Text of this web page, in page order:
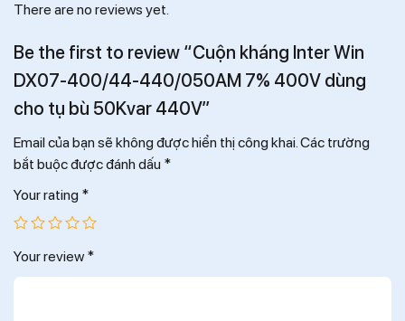
There are no reviews yet.
Be the first to review “Cuộn kháng Inter Win
DX07-400/44-440/050AM 7% 400V dùng
cho tụ bù 50Kvar 440V”
Email của bạn sẽ không được hiển thị công khai.Các trường
bắt buộc được đánh dấu *
Your rating *
Your review *